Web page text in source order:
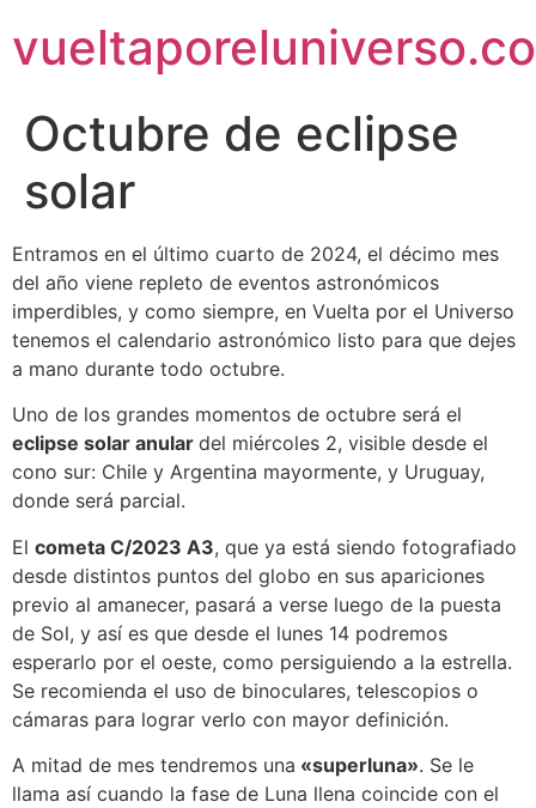
Octubre de eclipse
solar
Entramos en el último cuarto de 2024, el décimo mes
del año viene repleto de eventos astronómicos
imperdibles, y como siempre, en Vuelta por el Universo
tenemos el calendario astronómico listo para que dejes
a mano durante todo octubre.
Uno de los grandes momentos de octubre será el
eclipse solar anular del miércoles 2, visible desde el
cono sur: Chile y Argentina mayormente, y Uruguay,
donde será parcial.
El cometa C/2023 A3, que ya está siendo fotografiado
desde distintos puntos del globo en sus apariciones
previo al amanecer, pasará a verse luego de la puesta
de Sol, y así es que desde el lunes 14 podremos
esperarlo por el oeste, como persiguiendo a la estrella.
Se recomienda el uso de binoculares, telescopios o
cámaras para lograr verlo con mayor definición.
A mitad de mes tendremos una «superluna». Se le
llama así cuando la fase de Luna llena coincide con el